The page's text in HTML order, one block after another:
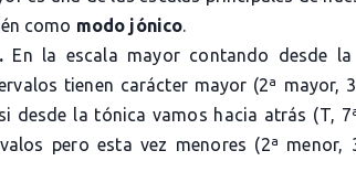
como modo jónico.
En la escala mayor contando desde
tienen carácter mayor (2ª mayor,
desde la tónica vamos hacia atrás (T,
pero esta vez menores (2ª menor,